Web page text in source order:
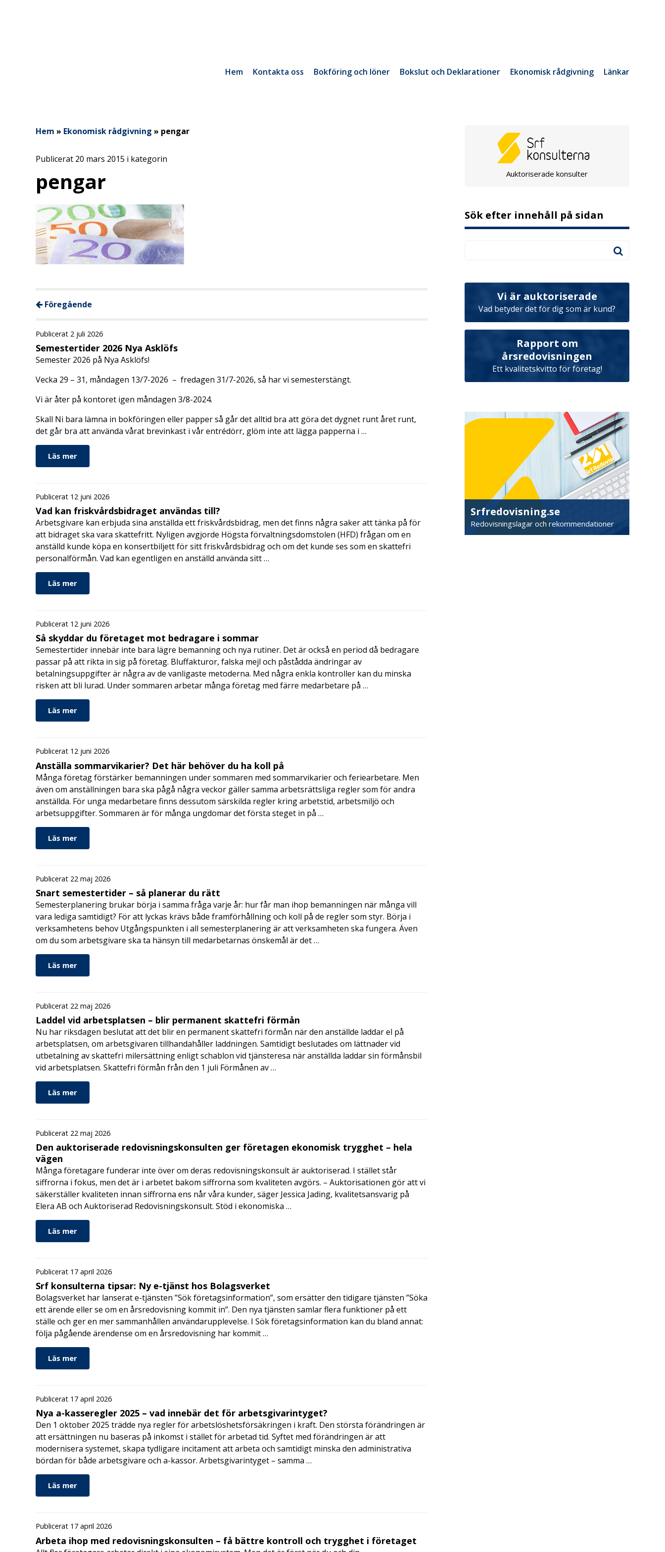
Hem Kontakta oss Bokföring och löner Bokslut och Deklarationer Ekonomisk rådgivning Länkar
Hem » Ekonomisk rådgivning » pengar
Publicerat 20 mars 2015 i kategorin
pengar
Föregående
Publicerat 2 juli 2026
Semestertider 2026 Nya Asklöfs
Semester 2026 på Nya Asklöfs!
Vecka 29 – 31, måndagen 13/7-2026 – fredagen 31/7-2026, så har vi semesterstängt.
Vi är åter på kontoret igen måndagen 3/8-2024.
Skall Ni bara lämna in bokföringen eller papper så går det alltid bra att göra det dygnet runt året runt,
det går bra att använda vårat brevinkast i vår entrédörr, glöm inte att lägga papperna i …
Läs mer
Publicerat 12 juni 2026
Vad kan friskvårdsbidraget användas till?
Arbetsgivare kan erbjuda sina anställda ett friskvårdsbidrag, men det finns några saker att tänka på för
att bidraget ska vara skattefritt. Nyligen avgjorde Högsta förvaltningsdomstolen (HFD) frågan om en
anställd kunde köpa en konsertbiljett för sitt friskvårdsbidrag och om det kunde ses som en skattefri
personalförmån. Vad kan egentligen en anställd använda sitt …
Läs mer
Publicerat 12 juni 2026
Så skyddar du företaget mot bedragare i sommar
Semestertider innebär inte bara lägre bemanning och nya rutiner. Det är också en period då bedragare
passar på att rikta in sig på företag. Bluffakturor, falska mejl och påstådda ändringar av
betalningsuppgifter är några av de vanligaste metoderna. Med några enkla kontroller kan du minska
risken att bli lurad. Under sommaren arbetar många företag med färre medarbetare på …
Läs mer
Publicerat 12 juni 2026
Anställa sommarvikarier? Det här behöver du ha koll på
Många företag förstärker bemanningen under sommaren med sommarvikarier och feriearbetare. Men
även om anställningen bara ska pågå några veckor gäller samma arbetsrättsliga regler som för andra
anställda. För unga medarbetare finns dessutom särskilda regler kring arbetstid, arbetsmiljö och
arbetsuppgifter. Sommaren är för många ungdomar det första steget in på …
Läs mer
Publicerat 22 maj 2026
Snart semestertider – så planerar du rätt
Semesterplanering brukar börja i samma fråga varje år: hur får man ihop bemanningen när många vill
vara lediga samtidigt? För att lyckas krävs både framförhållning och koll på de regler som styr. Börja i
verksamhetens behov Utgångspunkten i all semesterplanering är att verksamheten ska fungera. Även
om du som arbetsgivare ska ta hänsyn till medarbetarnas önskemål är det …
Läs mer
Publicerat 22 maj 2026
Laddel vid arbetsplatsen – blir permanent skattefri förmån
Nu har riksdagen beslutat att det blir en permanent skattefri förmån när den anställde laddar el på
arbetsplatsen, om arbetsgivaren tillhandahåller laddningen. Samtidigt beslutades om lättnader vid
utbetalning av skattefri milersättning enligt schablon vid tjänsteresa när anställda laddar sin förmånsbil
vid arbetsplatsen. Skattefri förmån från den 1 juli Förmånen av …
Läs mer
Publicerat 22 maj 2026
Den auktoriserade redovisningskonsulten ger företagen ekonomisk trygghet – hela
vägen
Många företagare funderar inte över om deras redovisningskonsult är auktoriserad. I stället står
siffrorna i fokus, men det är i arbetet bakom siffrorna som kvaliteten avgörs. – Auktorisationen gör att vi
säkerställer kvaliteten innan siffrorna ens når våra kunder, säger Jessica Jading, kvalitetsansvarig på
Elera AB och Auktoriserad Redovisningskonsult. Stöd i ekonomiska …
Läs mer
Publicerat 17 april 2026
Srf konsulterna tipsar: Ny e-tjänst hos Bolagsverket
Bolagsverket har lanserat e-tjänsten ”Sök företagsinformation”, som ersätter den tidigare tjänsten ”Söka
ett ärende eller se om en årsredovisning kommit in”. Den nya tjänsten samlar flera funktioner på ett
ställe och ger en mer sammanhållen användarupplevelse. I Sök företagsinformation kan du bland annat:
följa pågående ärendense om en årsredovisning har kommit …
Läs mer
Publicerat 17 april 2026
Nya a-kasseregler 2025 – vad innebär det för arbetsgivarintyget?
Den 1 oktober 2025 trädde nya regler för arbetslöshetsförsäkringen i kraft. Den största förändringen är
att ersättningen nu baseras på inkomst i stället för arbetad tid. Syftet med förändringen är att
modernisera systemet, skapa tydligare incitament att arbeta och samtidigt minska den administrativa
bördan för både arbetsgivare och a-kassor. Arbetsgivarintyget – samma …
Läs mer
Publicerat 17 april 2026
Arbeta ihop med redovisningskonsulten – få bättre kontroll och trygghet i företaget
Auktoriserade konsulter
Sök efter innehåll på sidan
Vi är auktoriserade
Vad betyder det för dig som är kund?
Rapport om
årsredovisningen
Ett kvalitetskvitto för företag!
Srfredovisning.se
Redovisningslagar och rekommendationer